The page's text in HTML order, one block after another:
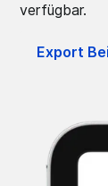
verfügbar.
Export